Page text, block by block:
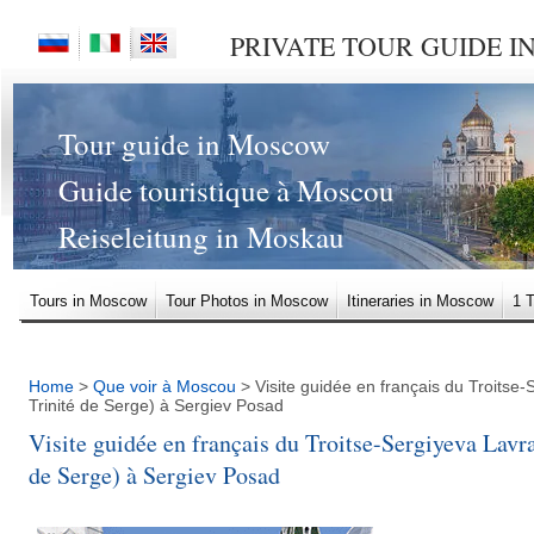
PRIVATE TOUR GUIDE
Tour guide in Moscow
Guide touristique à Moscou
Reiseleitung in Moskau
Tours in Moscow Tour Photos in Moscow Itineraries in Moscow 1
3 The State Kremlin Palace. Tour of the Kremlin in Moscow with an
5 Tsar Cannon and The Tsar Bell in Moscow Kremlin
6 Cathedral Square. Dormition Cathedral. Cathedral of the Archangel.
Home > Que voir à Moscou > Visite guidée en français du
Trinité de Serge) à Sergiev Posad
Visite guidée en français du Troitse-Sergiyeva
de Serge) à Sergiev Posad